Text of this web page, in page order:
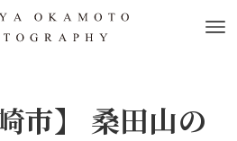
市】 桑田山の